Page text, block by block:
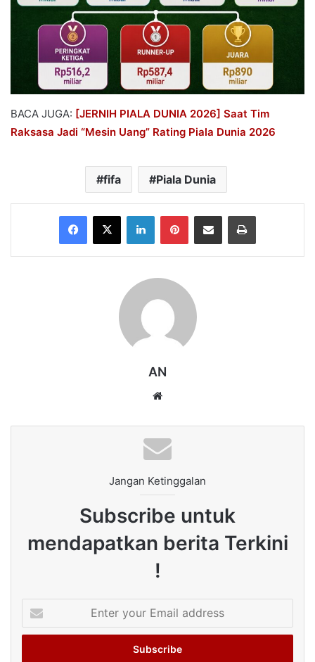
BACA JUGA: [JERNIH PIALA DUNIA 2026] Saat Tim
Raksasa Jadi “Mesin Uang” Rating Piala Dunia 2026
fifa Piala Dunia
Facebook
X LinkedInPinterestShare via Email Print
AN
Jangan Ketinggalan
Subscribe untuk
mendapatkan berita Terkini
!
your
Email